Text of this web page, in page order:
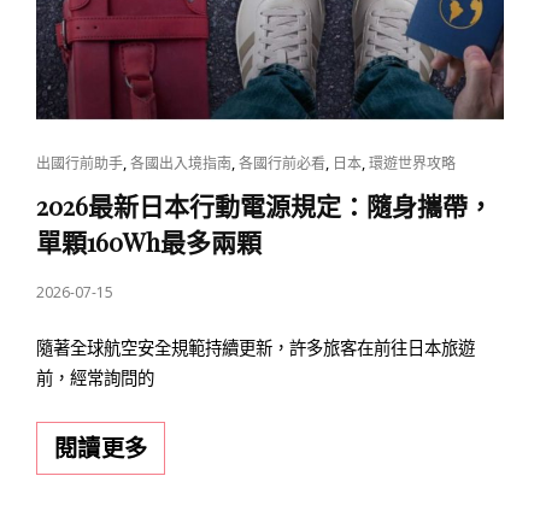
遊
淡
旺
季
總
整
理
CAT
出國行前助手,各國出入境指南,各國行前必看, 日本,環遊世界攻略
2026最新日本行動電源規定：隨身攜帶，
單顆160Wh最多兩顆
POSTED
2026-07-15
隨著全球航空安全規範持續更新，許多旅客在前往日本旅遊
前，經常詢問的
閱讀更多2026
最